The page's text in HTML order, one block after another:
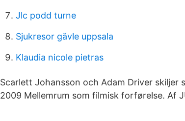
Jlc podd turne
Sjukresor gävle uppsala
Klaudia nicole pietras
Scarlett Johansson och Adam Driver skiljer
2009 Mellemrum som filmisk forførelse. Af